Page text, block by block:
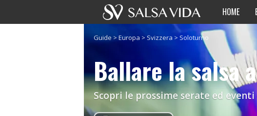
HOME
Guide >Europa > Svizzera > Soloturno
Ballare la salsa
Scopri le prossime serate ed